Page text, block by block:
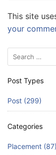
This site
your
Search
for:
Post Types
Post (299)
Categories
Placement (87)